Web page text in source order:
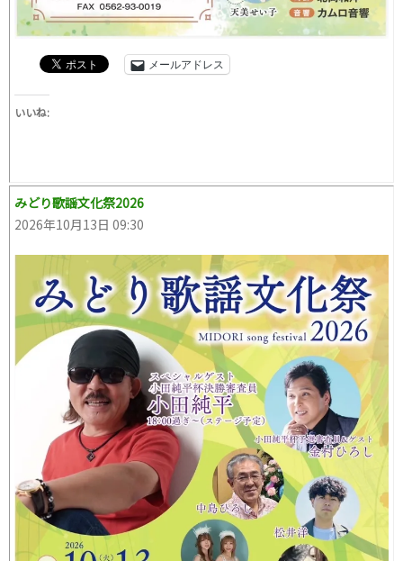
メールアドレス
いいね:
みどり歌謡文化祭2026
2026年10月13日 09:30